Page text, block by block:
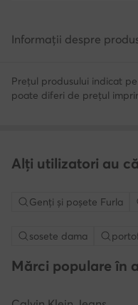
Informații despre
Prețul produsului indicat
poate diferi de prețul
Alți utilizatori au
Genţi şi poşete Furla
sosete dama
Mărci populare în